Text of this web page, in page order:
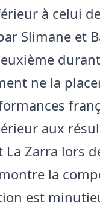
à celui
Slimane et
ne la
aux
La Zarra lors
la
est